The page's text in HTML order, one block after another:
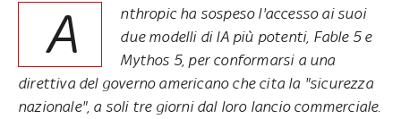
A
nthropic ha sospeso l'accesso ai suoi
due modelli di IA più potenti, Fable 5 e
Mythos 5, per conformarsi a una
direttiva del governo americano che cita la "sicurezza
nazionale", a soli tre giorni dal loro lancio commerciale.